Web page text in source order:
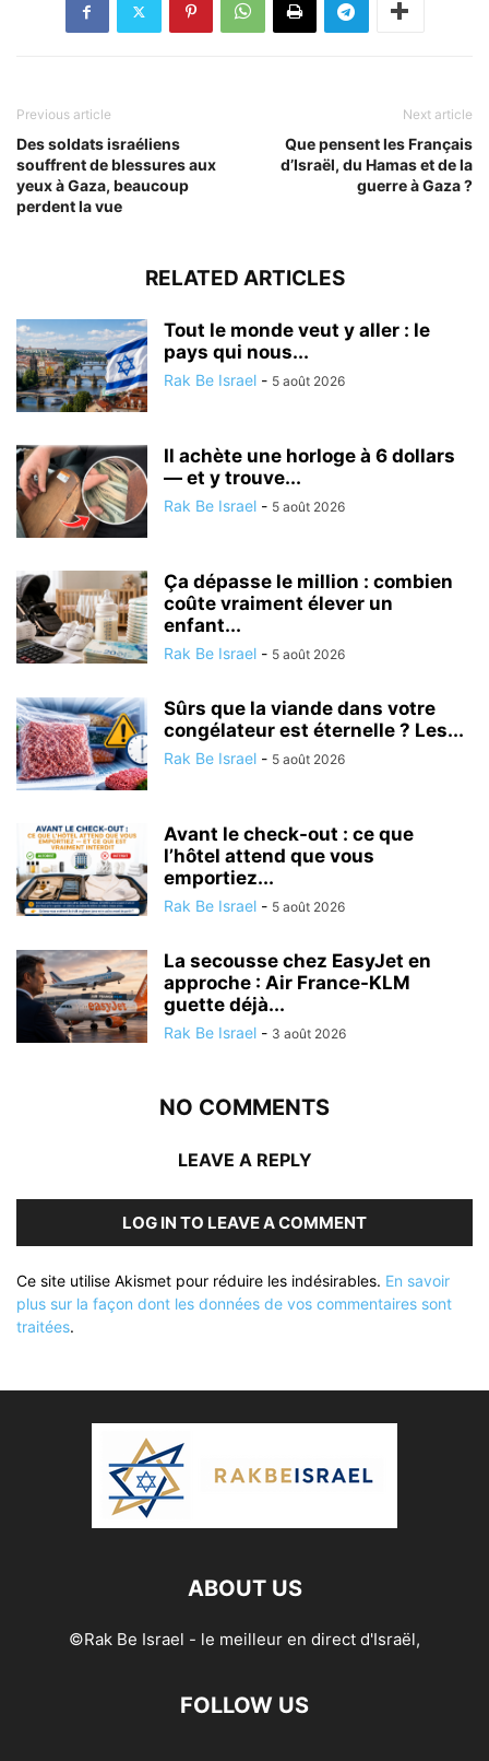
Previous article
Des soldats israéliens
souffrent de blessures aux
yeux à Gaza, beaucoup
perdent la vue
Next article
Que pensent les Français
d’Israël, du Hamas et de la
guerre à Gaza ?
RELATED ARTICLES
Tout le monde veut y aller : le
pays qui nous...
Rak Be Israel - 5 août 2026
Il achète une horloge à 6 dollars
— et y trouve...
Rak Be Israel - 5 août 2026
Ça dépasse le million : combien
coûte vraiment élever un
enfant...
Rak Be Israel - 5 août 2026
Sûrs que la viande dans votre
congélateur est éternelle ? Les...
Rak Be Israel - 5 août 2026
Avant le check-out : ce que
l’hôtel attend que vous
emportiez...
Rak Be Israel - 5 août 2026
La secousse chez EasyJet en
approche : Air France-KLM
guette déjà...
Rak Be Israel - 3 août 2026
NO COMMENTS
LEAVE A REPLY
LOG IN TO LEAVE A COMMENT
Ce site utilise Akismet pour réduire les indésirables. En savoir
plus sur la façon dont les données de vos commentaires sont
traitées.
ABOUT US
©Rak Be Israel - le meilleur en direct d'Israël,
FOLLOW US